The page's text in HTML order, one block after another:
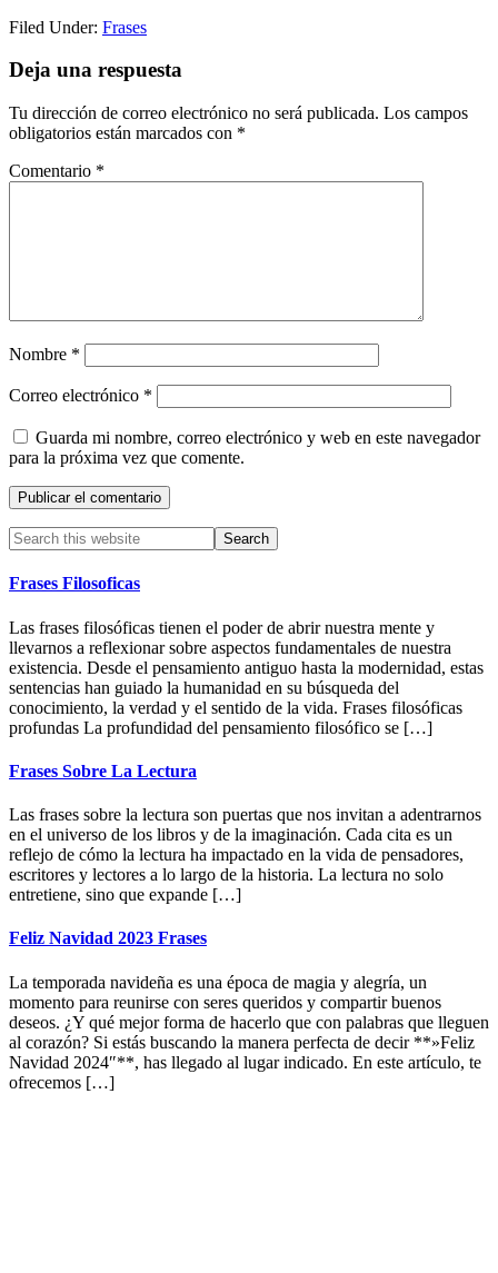
Filed Under: Frases
Reader
Interactions
Deja una respuesta
Tu dirección de correo electrónico no será publicada. Los campos
obligatorios están marcados con *
Comentario *
Nombre *
Correo electrónico *
Guarda mi nombre, correo electrónico y web en este navegador
para la próxima vez que comente.
Primary
Sidebar
Search
this
website
Frases Filosoficas
Las frases filosóficas tienen el poder de abrir nuestra mente y
llevarnos a reflexionar sobre aspectos fundamentales de nuestra
existencia. Desde el pensamiento antiguo hasta la modernidad, estas
sentencias han guiado la humanidad en su búsqueda del
conocimiento, la verdad y el sentido de la vida. Frases filosóficas
profundas La profundidad del pensamiento filosófico se […]
Frases Sobre La Lectura
Las frases sobre la lectura son puertas que nos invitan a adentrarnos
en el universo de los libros y de la imaginación. Cada cita es un
reflejo de cómo la lectura ha impactado en la vida de pensadores,
escritores y lectores a lo largo de la historia. La lectura no solo
entretiene, sino que expande […]
Feliz Navidad 2023 Frases
La temporada navideña es una época de magia y alegría, un
momento para reunirse con seres queridos y compartir buenos
deseos. ¿Y qué mejor forma de hacerlo que con palabras que lleguen
al corazón? Si estás buscando la manera perfecta de decir **»Feliz
Navidad 2024″**, has llegado al lugar indicado. En este artículo, te
ofrecemos […]